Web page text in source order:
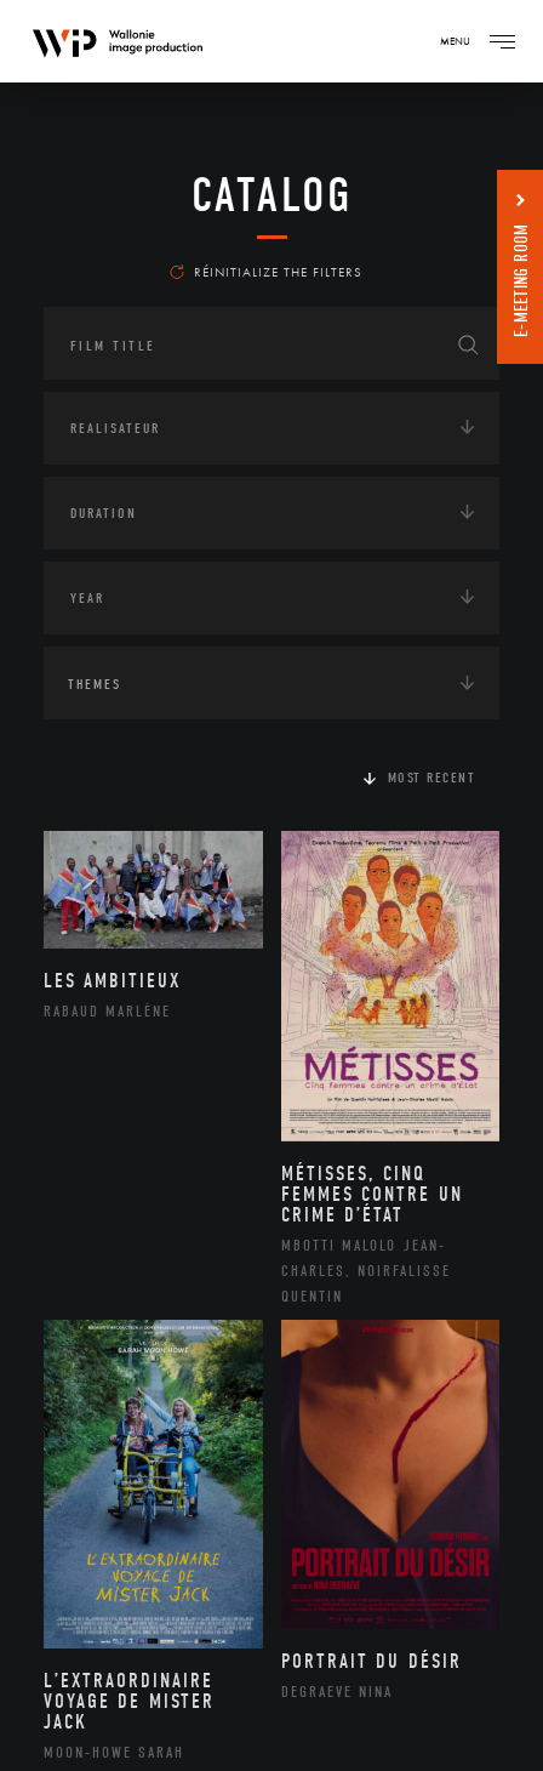
MENU
CATALOG
RÉINITIALIZE THE FILTERS
THEMES
MOST RECENT
LES AMBITIEUX
RABAUD MARLÈNE
MÉTISSES, CINQ
FEMMES CONTRE UN
CRIME D’ÉTAT
MBOTTI MALOLO JEAN-
CHARLES, NOIRFALISSE
QUENTIN
L’EXTRAORDINAIRE
VOYAGE DE MISTER
JACK
MOON-HOWE SARAH
PORTRAIT DU DÉSIR
DEGRAEVE NINA
E-MEETING ROOM